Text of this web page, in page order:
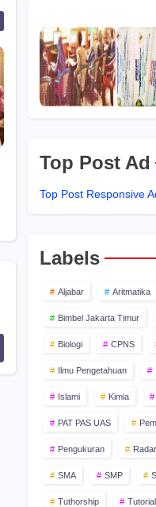
Top Post Ad
Top Post Responsive
Labels
Aljabar Aritmatika
Bimbel Jakarta Timur
Biologi CPNS
Ilmu Pengetahuan
Islami Kimia
PAT PAS UAS
Pengukuran
SMA SMP
Tuthorship Tutorial